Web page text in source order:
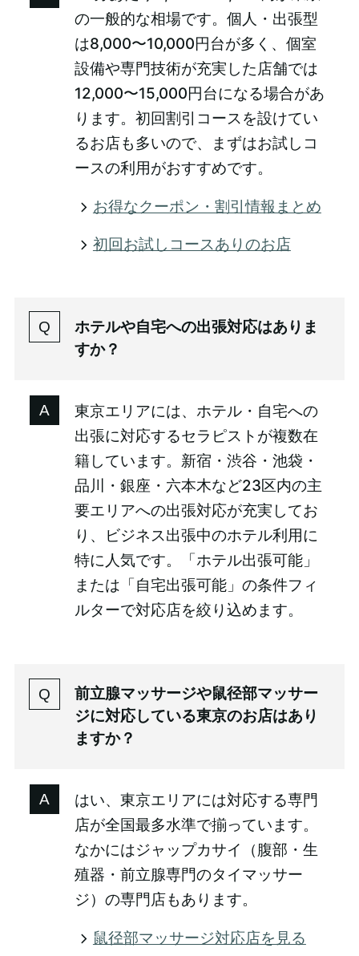
の一般的な相場です。個人・出張型
は8,000〜10,000円台が多く、個室
設備や専門技術が充実した店舗では
12,000〜15,000円台になる場合があ
ります。初回割引コースを設けてい
るお店も多いので、まずはお試しコ
ースの利用がおすすめです。
お得なクーポン・割引情報まとめ
初回お試しコースありのお店
ホテルや自宅への出張対応はありま
すか？
東京エリアには、ホテル・自宅への
出張に対応するセラピストが複数在
籍しています。新宿・渋谷・池袋・
品川・銀座・六本木など23区内の主
要エリアへの出張対応が充実してお
り、ビジネス出張中のホテル利用に
特に人気です。「ホテル出張可能」
または「自宅出張可能」の条件フィ
ルターで対応店を絞り込めます。
前立腺マッサージや鼠径部マッサー
ジに対応している東京のお店はあり
ますか？
はい、東京エリアには対応する専門
店が全国最多水準で揃っています。
なかにはジャップカサイ（腹部・生
殖器・前立腺専門のタイマッサー
ジ）の専門店もあります。
鼠径部マッサージ対応店を見る